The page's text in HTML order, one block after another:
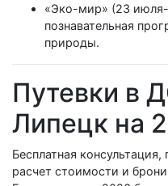
«Эко-мир» (23 июля-
познавательная
природы.
Путевки в
Липецк на
Бесплатная
расчет стоимости и